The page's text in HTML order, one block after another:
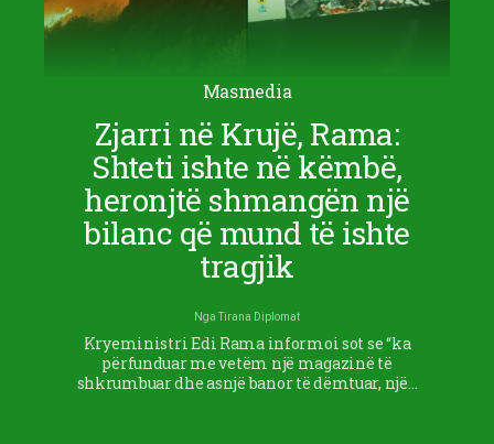
Masmedia
Zjarri në Krujë, Rama:
Shteti ishte në këmbë,
heronjtë shmangën një
bilanc që mund të ishte
tragjik
NgaTirana Diplomat
Kryeministri Edi Rama informoi sot se “ka
përfunduar me vetëm një magazinë të
shkrumbuar dhe asnjë banor të dëmtuar, një…